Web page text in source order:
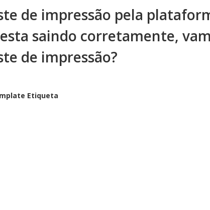
de impressão pela
saindo corretamente,
de impressão?
Etiqueta